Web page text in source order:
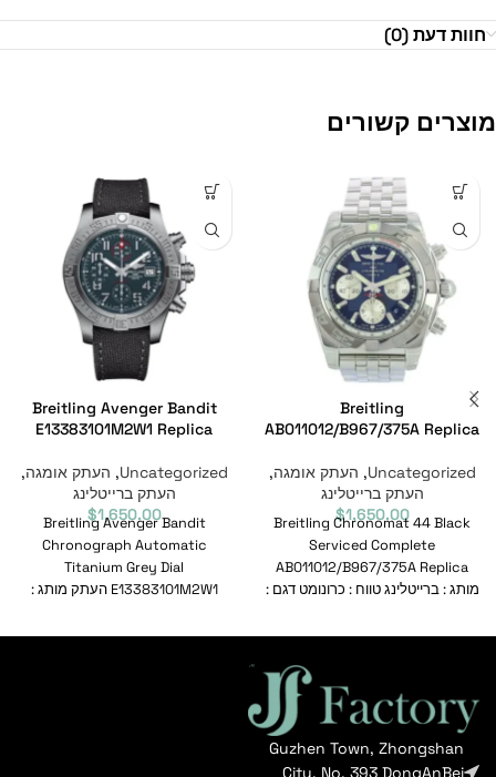
חוות דעת (0)
מוצרים קשורים
Breitling
AB011012/B967/375A Replica
Uncategorized
, העתק אומגה,
העתק ברייטלינג
$1,650.00
Breitling Chronomat 44 Black
Serviced Complete
AB011012/B967/375A Replica
מותג : ברייטלינג טווח : כרונומט דגם :
סימוכין :
Breitling Avenger Bandit
E13383101M2W1 Replica
Uncategorized
, העתק אומגה,
העתק ברייטלינג
$1,650.00
Breitling Avenger Bandit
Chronograph Automatic
Titanium Grey Dial
E13383101M2W1 העתק מותג :
E13383101M2W1 מספר
Guzhen Town, Zhongshan
City, No. 393 DongAnBei